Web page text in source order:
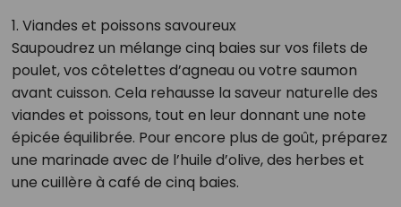
1. Viandes et poissons savoureux
Saupoudrez un mélange cinq baies sur vos filets de
poulet, vos côtelettes d’agneau ou votre saumon
avant cuisson. Cela rehausse la saveur naturelle des
viandes et poissons, tout en leur donnant une note
épicée équilibrée. Pour encore plus de goût, préparez
une marinade avec de l’huile d’olive, des herbes et
une cuillère à café de cinq baies.